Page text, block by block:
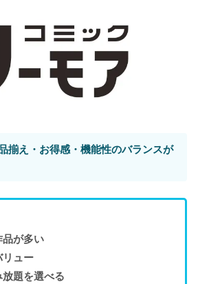
揃え・お得感・機能性のバランスが
が多い
ュー
題を選べる